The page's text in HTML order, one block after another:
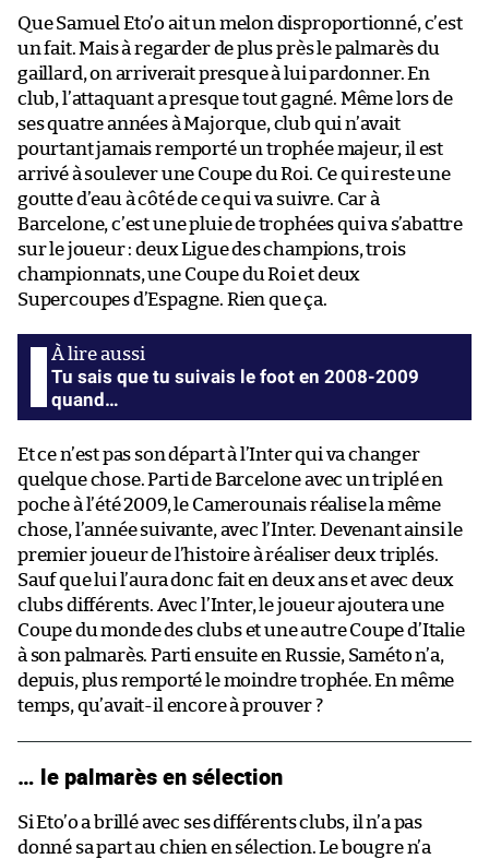
Que Samuel Eto’o ait un melon disproportionné, c’est
un fait. Mais à regarder de plus près le palmarès du
gaillard, on arriverait presque à lui pardonner. En
club, l’attaquant a presque tout gagné. Même lors de
ses quatre années à Majorque, club qui n’avait
pourtant jamais remporté un trophée majeur, il est
arrivé à soulever une Coupe du Roi. Ce qui reste une
goutte d’eau à côté de ce qui va suivre. Car à
Barcelone, c’est une pluie de trophées qui va s’abattre
sur le joueur : deux Ligue des champions, trois
championnats, une Coupe du Roi et deux
Supercoupes d’Espagne. Rien que ça.
Tu sais que tu suivais le foot en 2008-2009
quand…
Et ce n’est pas son départ à l’Inter qui va changer
quelque chose. Parti de Barcelone avec un triplé en
poche à l’été 2009, le Camerounais réalise la même
chose, l’année suivante, avec l’Inter. Devenant ainsi le
premier joueur de l’histoire à réaliser deux triplés.
Sauf que lui l’aura donc fait en deux ans et avec deux
clubs différents. Avec l’Inter, le joueur ajoutera une
Coupe du monde des clubs et une autre Coupe d’Italie
à son palmarès. Parti ensuite en Russie, Saméto n’a,
depuis, plus remporté le moindre trophée. En même
temps, qu’avait-il encore à prouver ?
… le palmarès en sélection
Si Eto’o a brillé avec ses différents clubs, il n’a pas
donné sa part au chien en sélection. Le bougre n’a